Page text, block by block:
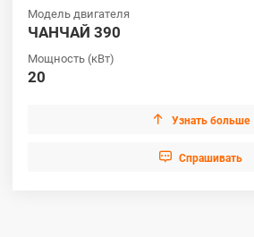
Модель двигателя
ЧАНЧАЙ 390
Мощность (кВт)
20
 Узнать больше
 Cпрашивать